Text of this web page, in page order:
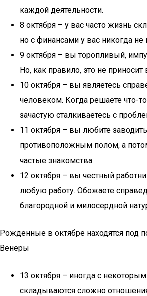
каждой деятельности.
8 октября – у вас часто жизнь
но с финансами у вас никогда не
9 октября – вы торопливый,
Но, как правило, это не приносит
10 октября – вы являетесь
человеком. Когда решаете что-
зачастую сталкиваетесь с
11 октября – вы любите
противоположным полом, а
частые знакомства.
12 октября – вы честный
любую работу. Обожаете
благородной и милосердной
Рожденные в октябре находятся под
Венеры
13 октября – иногда с
складываются сложно